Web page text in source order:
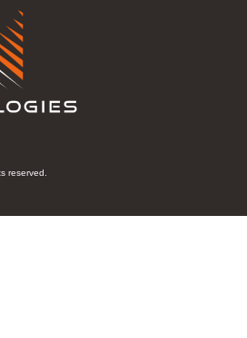
reserved.